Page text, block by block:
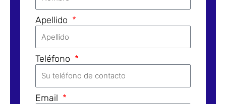
Apellido
Teléfono
Email